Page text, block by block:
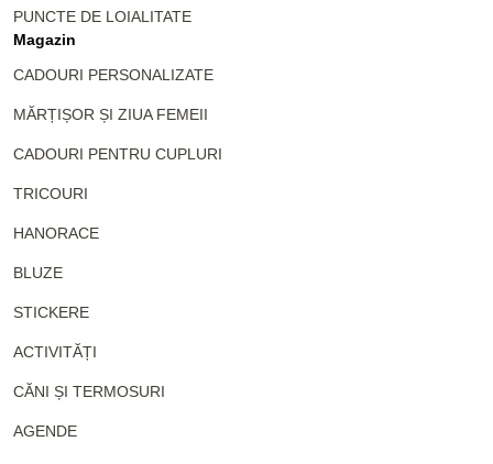
PUNCTE DE LOIALITATE
Magazin
CADOURI PERSONALIZATE
MĂRȚIȘOR ȘI ZIUA FEMEII
CADOURI PENTRU CUPLURI
TRICOURI
HANORACE
BLUZE
STICKERE
ACTIVITĂȚI
CĂNI ȘI TERMOSURI
AGENDE